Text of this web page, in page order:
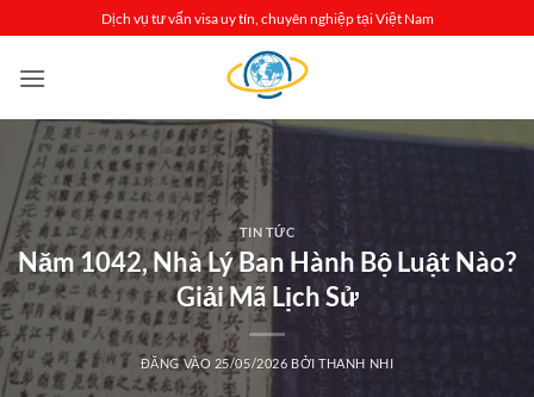
qua
nội
Dịch vụ tư vấn visa uy tín, chuyên nghiệp tại Việt Nam
TIN TỨC
Năm 1042, Nhà Lý Ban Hành Bộ Luật Nào?
Giải Mã Lịch Sử
ĐĂNG VÀO 25/05/2026 BỞITHANH NHI